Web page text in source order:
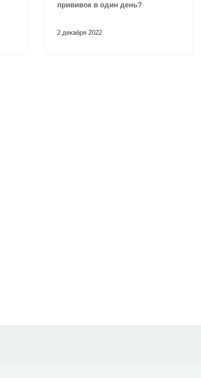
прививок в один день?
2 декабря 2022